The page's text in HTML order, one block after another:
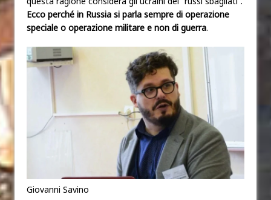
Ecco perché in Russia si parla sempre di operazione
speciale o operazione militare e non di guerra.
Giovanni Savino